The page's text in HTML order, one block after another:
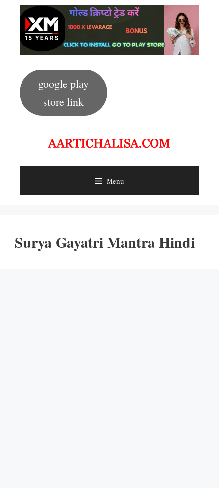
content
google play
store link
Menu
Surya Gayatri Mantra Hindi